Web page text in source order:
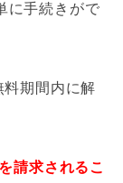
に手続きがで
料期間内に解
請求されるこ